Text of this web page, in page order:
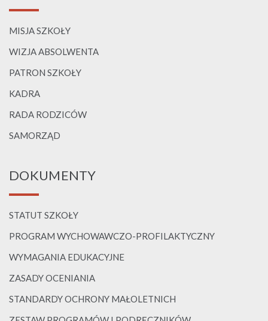
MISJA SZKOŁY
WIZJA ABSOLWENTA
PATRON SZKOŁY
KADRA
RADA RODZICÓW
SAMORZĄD
DOKUMENTY
STATUT SZKOŁY
PROGRAM WYCHOWAWCZO-PROFILAKTYCZNY
WYMAGANIA EDUKACYJNE
ZASADY OCENIANIA
STANDARDY OCHRONY MAŁOLETNICH